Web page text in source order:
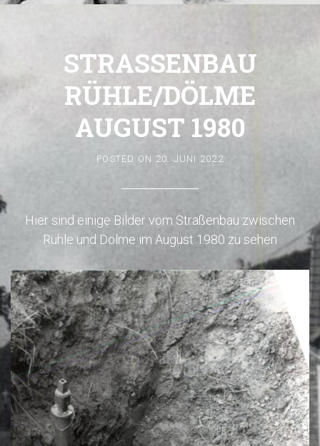
STRASSENBAU R
ÜHLE/DÖLME A
UGUST 1980
POSTED ON 20. JUNI 2022
Hier sind einige Bilder vom Straßenbau zwischen
Rühle und Dölme im August 1980 zu sehen